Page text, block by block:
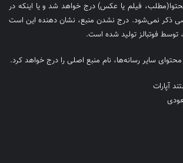
محتوا(مطلب، فیلم یا عکس) درج خواهد شد و یا اینکه در
ذیل محتوا نام منبع خاصی ذکر نمی‌‎شود. درج نشدن منبع، نشان دهنده این است
فوتبالز تولید شده است.
محتوای سایر رسانه‌ها، نام منبع اصلی را درج خواهد کرد.
آپارات